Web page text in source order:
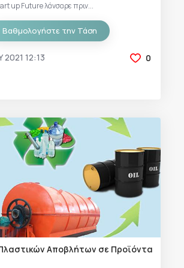
up Future λάνσαρε πριν...
Βαθμολογήστε την Τάση
12:13 0
Αποβλήτων σε Προϊόντα